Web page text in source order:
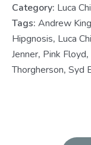
Category: Luca
Tags: Andrew King
Hipgnosis, Luca
Jenner, Pink Floyd,
Thorgherson, Syd